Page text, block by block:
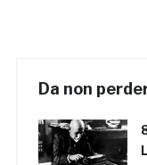
Da non